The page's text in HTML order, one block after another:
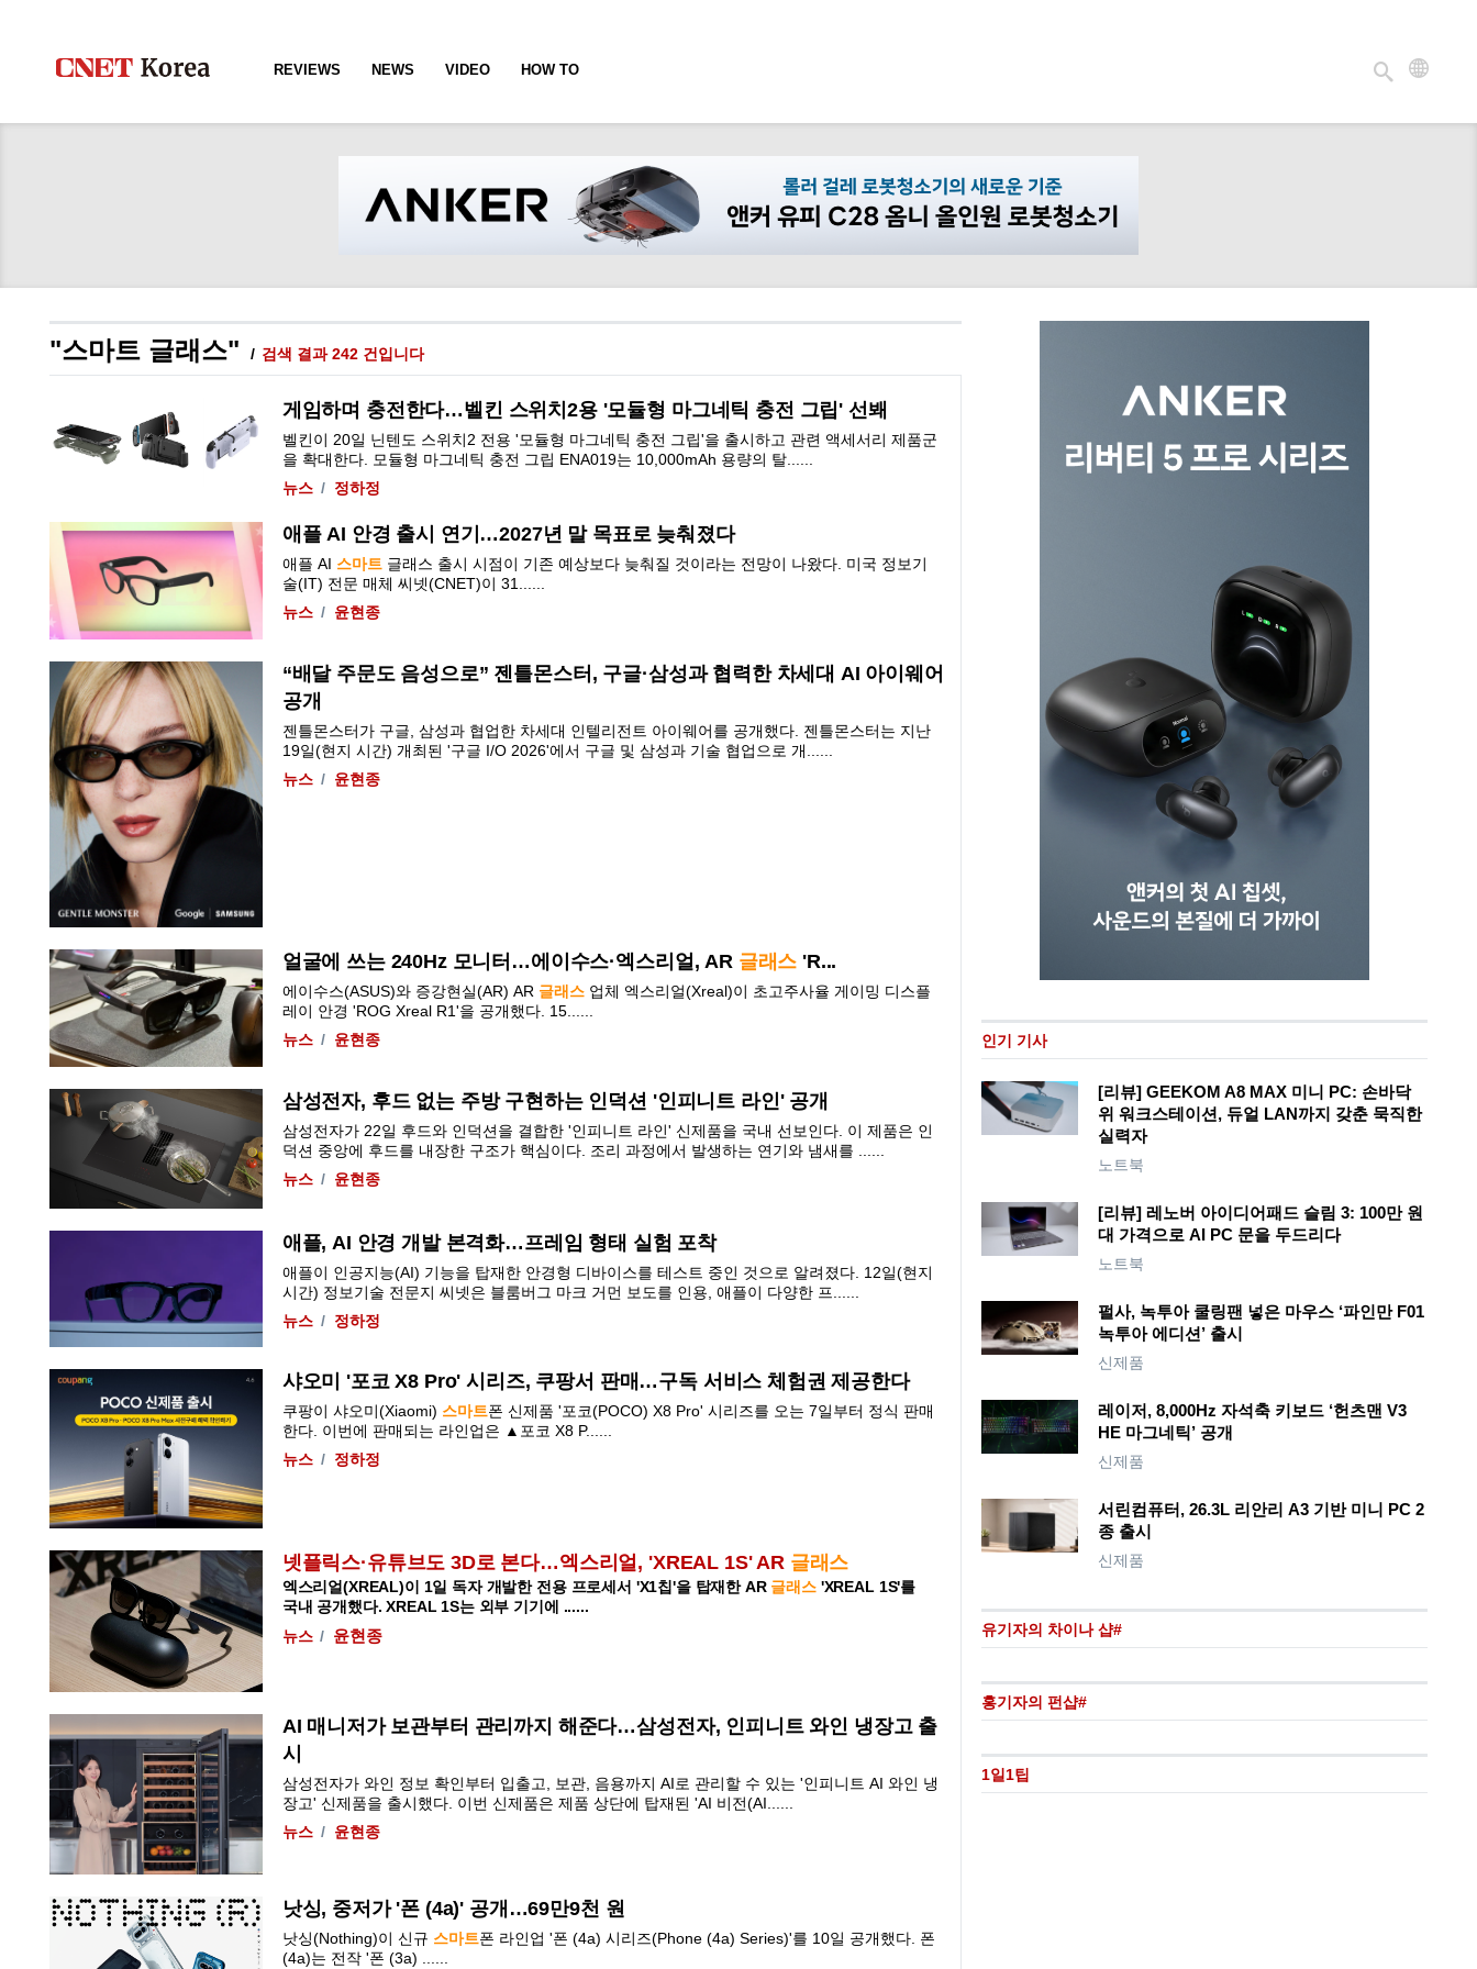
REVIEWS NEWS VIDEO HOW TO
"스마트 글래스" 검색 결과 242 건입니다
게임하며 충전한다…벨킨 스위치2용 '모듈형 마그네틱 충전 그립' 선봬
벨킨이 20일 닌텐도 스위치2 전용 '모듈형 마그네틱 충전 그립'을 출시하고 관련 액세서리 제품군
을 확대한다. 모듈형 마그네틱 충전 그립 ENA019는 10,000mAh 용량의 탈......
뉴스
정하정
애플 AI 안경 출시 연기…2027년 말 목표로 늦춰졌다
애플 AI 스마트 글래스 출시 시점이 기존 예상보다 늦춰질 것이라는 전망이 나왔다. 미국 정보기
술(IT) 전문 매체 씨넷(CNET)이 31......
뉴스
윤현종
“배달 주문도 음성으로” 젠틀몬스터, 구글·삼성과 협력한 차세대 AI 아이웨어
공개
젠틀몬스터가 구글, 삼성과 협업한 차세대 인텔리전트 아이웨어를 공개했다. 젠틀몬스터는 지난
19일(현지 시간) 개최된 '구글 I/O 2026'에서 구글 및 삼성과 기술 협업으로 개......
뉴스
윤현종
얼굴에 쓰는 240Hz 모니터…에이수스·엑스리얼, AR 글래스 'R...
에이수스(ASUS)와 증강현실(AR) AR 글래스업체 엑스리얼(Xreal)이 초고주사율 게이밍 디스플
레이 안경 'ROG Xreal R1'을 공개했다. 15......
뉴스
윤현종
삼성전자, 후드 없는 주방 구현하는 인덕션 '인피니트 라인' 공개
삼성전자가 22일 후드와 인덕션을 결합한 '인피니트 라인' 신제품을 국내 선보인다. 이 제품은 인
덕션 중앙에 후드를 내장한 구조가 핵심이다. 조리 과정에서 발생하는 연기와 냄새를 ......
뉴스
윤현종
애플, AI 안경 개발 본격화…프레임 형태 실험 포착
애플이 인공지능(AI) 기능을 탑재한 안경형 디바이스를 테스트 중인 것으로 알려졌다. 12일(현지
시간) 정보기술 전문지 씨넷은 블룸버그 마크 거먼 보도를 인용, 애플이 다양한 프......
뉴스
정하정
샤오미 '포코 X8 Pro' 시리즈, 쿠팡서 판매…구독 서비스 체험권 제공한다
쿠팡이 샤오미(Xiaomi) 스마트폰 신제품 '포코(POCO) X8 Pro' 시리즈를 오는 7일부터 정식 판매
한다. 이번에 판매되는 라인업은 ▲포코 X8 P......
뉴스
정하정
넷플릭스·유튜브도 3D로 본다…엑스리얼, 'XREAL 1S' AR 글래스
엑스리얼(XREAL)이 1일 독자 개발한 전용 프로세서 'X1칩'을 탑재한 AR 글래스'XREAL 1S'를
국내 공개했다. XREAL 1S는 외부 기기에 ......
뉴스
윤현종
AI 매니저가 보관부터 관리까지 해준다…삼성전자, 인피니트 와인 냉장고 출
시
삼성전자가 와인 정보 확인부터 입출고, 보관, 음용까지 AI로 관리할 수 있는 '인피니트 AI 와인 냉
장고' 신제품을 출시했다. 이번 신제품은 제품 상단에 탑재된 'AI 비전(AI......
뉴스
윤현종
낫싱, 중저가 '폰 (4a)' 공개…69만9천 원
낫싱(Nothing)이 신규 스마트폰 라인업 '폰 (4a) 시리즈(Phone (4a) Series)'를 10일 공개했다. 폰
(4a)는 전작 '폰 (3a) ......
인기 기사
[리뷰] GEEKOM A8 MAX 미니 PC: 손바닥
위 워크스테이션, 듀얼 LAN까지 갖춘 묵직한
실력자
노트북
[리뷰] 레노버 아이디어패드 슬림 3: 100만 원
대 가격으로 AI PC 문을 두드리다
노트북
펄사, 녹투아 쿨링팬 넣은 마우스 ‘파인만 F01
녹투아 에디션’ 출시
신제품
레이저, 8,000Hz 자석축 키보드 ‘헌츠맨 V3
HE 마그네틱’ 공개
신제품
서린컴퓨터, 26.3L 리안리 A3 기반 미니 PC 2
종 출시
신제품
유기자의 차이나 샵#
홍기자의 펀샵#
1일1팁